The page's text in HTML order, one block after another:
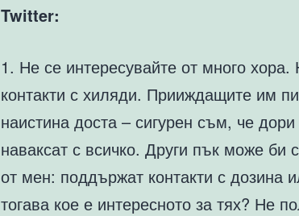
Twitter:
1. Не се интересувайте от много
контакти с хиляди. Прииждащите им
наистина доста – сигурен съм, че
наваксат с всичко. Други пък може би
от мен: поддържат контакти с дозина
тогава кое е интересното за тях? Не